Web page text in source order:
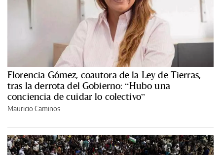
Florencia Gómez, coautora de la Ley de Tierras,
tras la derrota del Gobierno: “Hubo una
conciencia de cuidar lo colectivo”
Mauricio Caminos